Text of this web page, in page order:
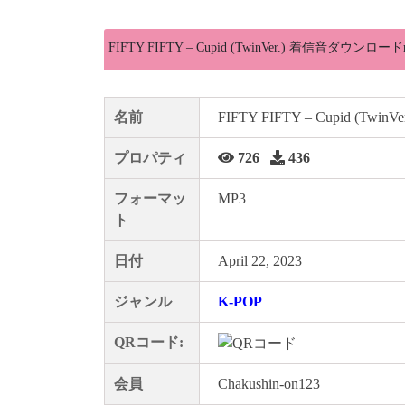
FIFTY FIFTY – Cupid (TwinVer.) 着信音ダウンロード
名前 FIFTY FIFTY – Cupid
プロパティ 726 436
フォーマッ
ト
MP3
日付 April 22, 2023
ジャンル K-POP
QRコード:
会員 Chakushin-on123